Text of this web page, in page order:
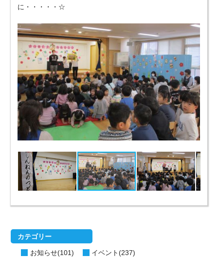
に・・・・・☆
カテゴリー
お知らせ(101) イベント(237)